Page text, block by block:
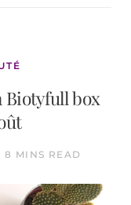
Biotyfull box
8 MINS READ